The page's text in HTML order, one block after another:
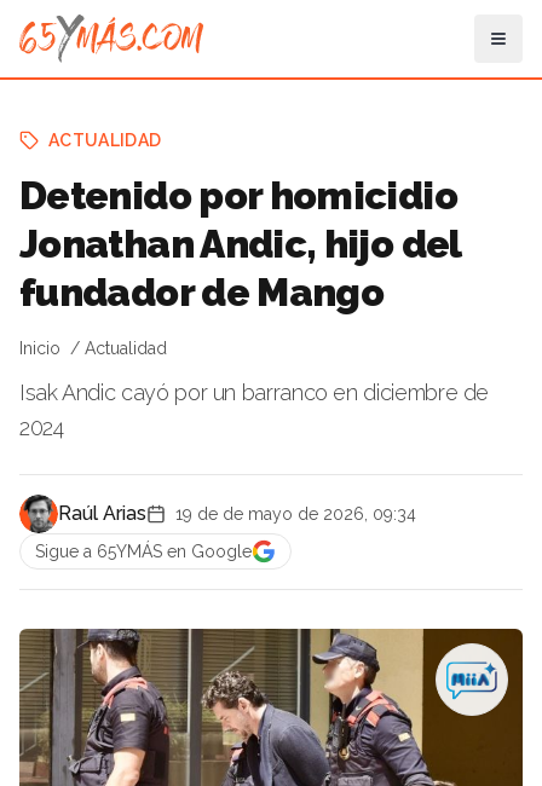
ACTUALIDAD
Detenido por homicidio
Jonathan Andic, hijo del
fundador de Mango
Inicio Actualidad
Isak Andic cayó por un barranco en diciembre de
2024
Raúl Arias
19 de de mayo de 2026, 09:34
Sigue a 65YMÁS en Google